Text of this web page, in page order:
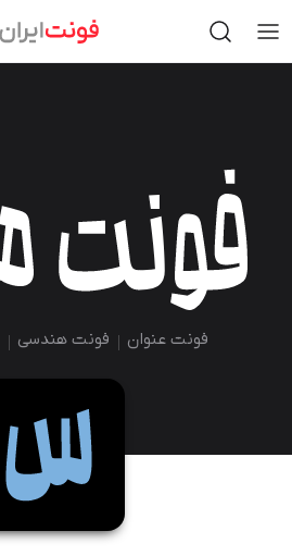
فونت عنوان فونت هندسی